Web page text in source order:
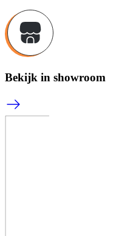
Bekijk in showroom